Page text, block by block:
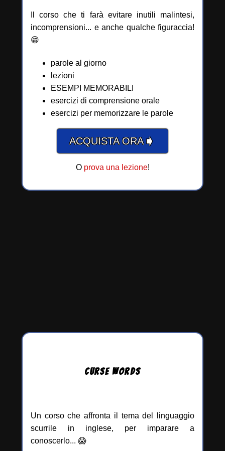
Il corso che ti farà evitare inutili malintesi,
incomprensioni... e anche qualche figuraccia!
😁
parole al giorno
lezioni
ESEMPI MEMORABILI
esercizi di comprensione orale
esercizi per memorizzare le parole
ACQUISTA ORA➧
O prova una lezione!
CURSE WORDS
Un corso che affronta il tema del linguaggio
scurrile in inglese, per imparare a
conoscerlo... 😱